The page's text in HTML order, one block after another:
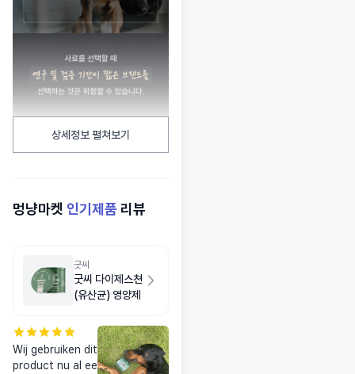
상세정보 펼쳐보기
멍냥마켓 인기제품 리뷰
굿씨
굿씨 다이제스쳔
(유산균) 영양제
Wij gebruiken dit
product nu al ee